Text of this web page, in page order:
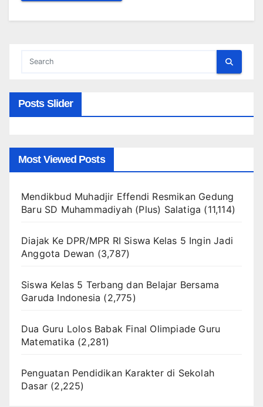
Posts Slider
Most Viewed Posts
Mendikbud Muhadjir Effendi Resmikan Gedung
Baru SD Muhammadiyah (Plus) Salatiga (11,114)
Diajak Ke DPR/MPR RI Siswa Kelas 5 Ingin Jadi
Anggota Dewan (3,787)
Siswa Kelas 5 Terbang dan Belajar Bersama
Garuda Indonesia (2,775)
Dua Guru Lolos Babak Final Olimpiade Guru
Matematika (2,281)
Penguatan Pendidikan Karakter di Sekolah
Dasar (2,225)